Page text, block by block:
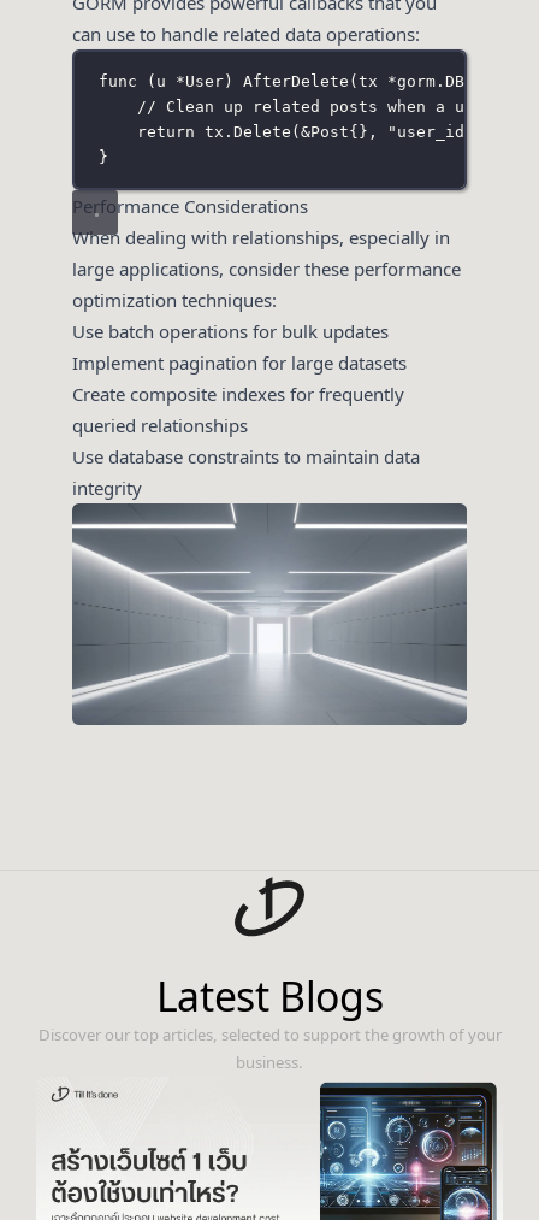
can use to handle related data operations:
func ( u *User) AfterDelete ( tx *gorm. DB)
// Clean up related posts when a user is
return tx. Delete ( &Post{}, " user_id = ?
}
Performance Considerations
When dealing with relationships, especially in
large applications, consider these performance
optimization techniques:
Use batch operations for bulk updates
Implement pagination for large datasets
Create composite indexes for frequently
queried relationships
Use database constraints to maintain data
integrity
Latest Blogs
Discover our top articles, selected to support the growth of your
business.